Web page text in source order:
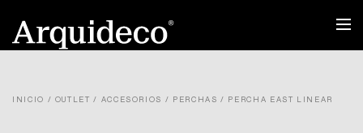
contenido
INICIO / OUTLET / ACCESORIOS / PERCHAS / PERCHA EAST LINEAR